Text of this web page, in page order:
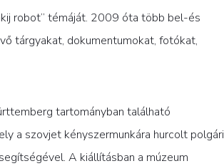
robot” témáját. 2009 óta több bel-és
tárgyakat, dokumentumokat, fotókat,
tartományban található
a szovjet kényszermunkára hurcolt polgári
A kiállításban a múzeum